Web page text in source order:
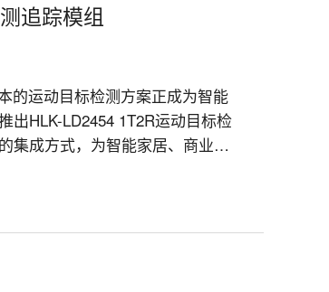
追踪模组
的运动目标检测方案正成为智能
出HLK-LD2454 1T2R运动目标检
集成方式，为智能家居、商业照